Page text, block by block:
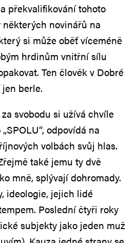
překvalifikování tohoto
novinářů na
si může oběť víceméně
hrdinům vnitřní sílu
Ten člověk v Dobré
berle.
svobodu si užívá chvíle
odpovídá na
volbách svůj hlas.
také jemu ty dvě
mně, splývají dohromady.
ideologie, jejich lidé
Poslední čtyři roky
subjekty jako jeden muž